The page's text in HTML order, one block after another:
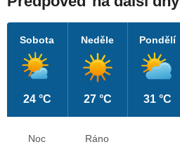
Sobota
24 °C
Neděle
27 °C
Pondělí
31 °C
Noc
Ráno